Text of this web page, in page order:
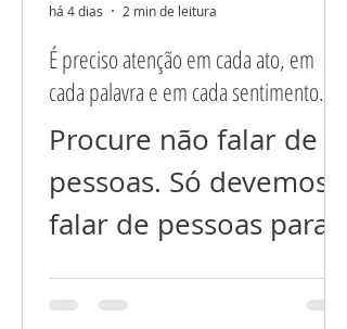
É preciso atenção em cada ato, em
cada palavra e em cada sentimento.
Procure não falar de
pessoas. Só devemos
falar de pessoas para
mal resolvidas ou
há 4 dias 2 min de leitura